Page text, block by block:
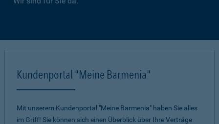
Kundenportal "Meine Barmenia"
Mit unserem Kundenportal "Meine Barmenia" haben Sie alles
im Griff! Sie können sich einen Überblick über Ihre Verträge